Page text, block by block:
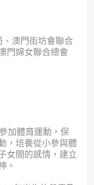
澳門街坊會聯合
門婦女聯合總會
加體育運動，保
，培養從小參與體
女間的感情，建立
。